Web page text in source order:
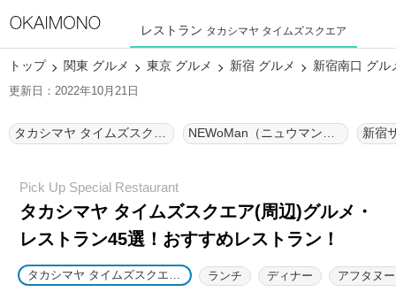
レストラン タカシマヤ タイムズスクエア
トップ 関東 グルメ 東京 グルメ 新宿 グルメ 新宿南口 グル
更新日：2022年10月21日
新宿
タカシマヤ タイムズスクエア(周辺)グルメ・
レストラン45選！ おすすめレストラン！
タカシマヤ タイムズスクエア グルメ ランチ ディナー アフタヌ